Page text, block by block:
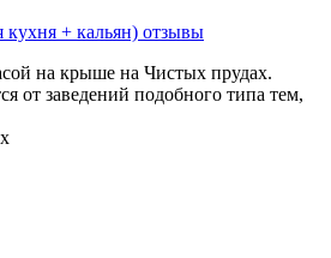
кухня + кальян) отзывы
на крыше на Чистых прудах.
от заведений подобного типа тем,